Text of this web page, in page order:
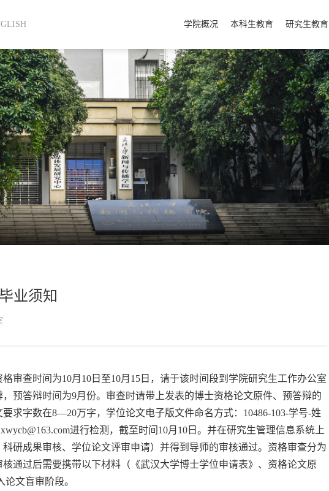
学院概况 本科生教育 研究生教育
业须知
审查时间为10月10日至10月15日，请于该时间段到学院研究生工作办公室
预答辩时间为9月份。审查时请带上发表的博士资格论文原件、预答辩的
求字数在8—20万字，学位论文电子版文件命名方式：10486-103-学号-姓
进行检测，截至时间10月10日。并在研究生管理信息系统上
研成果审核、学位论文评审申请）并得到导师的审核通过。资格审查分为
通过后需要携带以下材料（《武汉大学博士学位申请表》、资格论文原
文盲审阶段。